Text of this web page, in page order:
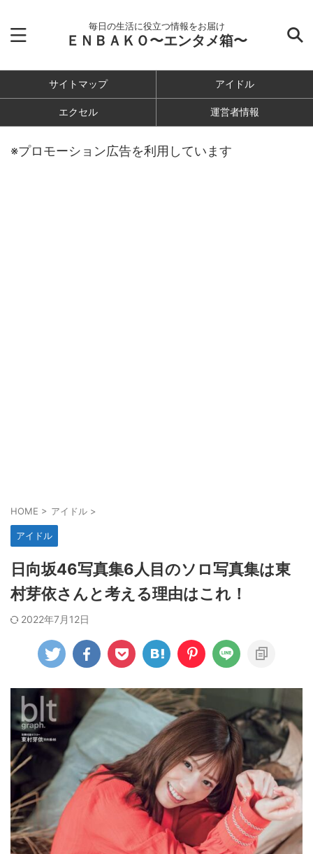
毎日の生活に役立つ情報をお届け
ＥＮＢＡＫＯ〜エンタメ箱〜
サイトマップ アイドル
エクセル 運営者情報
※プロモーション広告を利用しています
HOME > アイドル >
アイドル
日向坂46写真集6人目のソロ写真集は東
村芽依さんと考える理由はこれ！
2022年7月12日